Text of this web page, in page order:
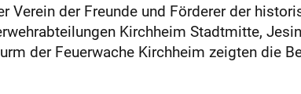
Verein der Freunde und Förderer der
Kirchheim Stadtmitte,
der Feuerwache Kirchheim zeigten die